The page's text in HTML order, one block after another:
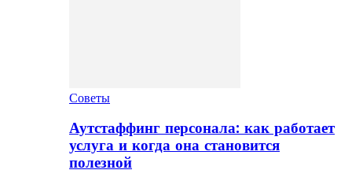
Советы
Аутстаффинг персонала: как работает
услуга и когда она становится
полезной